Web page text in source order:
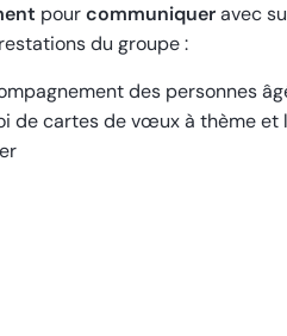
pourcommuniqueravec
du groupe :
des personnes
de cartes de vœux à thème et